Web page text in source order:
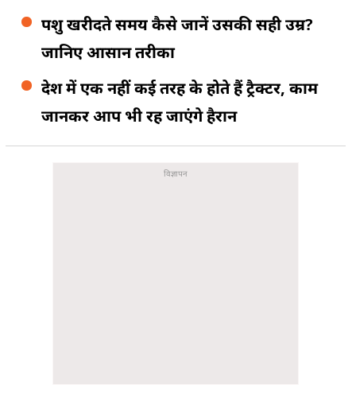
पशु खरीदते समय कैसे जानें उसकी सही उम्र?
जानिए आसान तरीका
देश में एक नहीं कई तरह के होते हैं ट्रैक्टर, काम
जानकर आप भी रह जाएंगे हैरान